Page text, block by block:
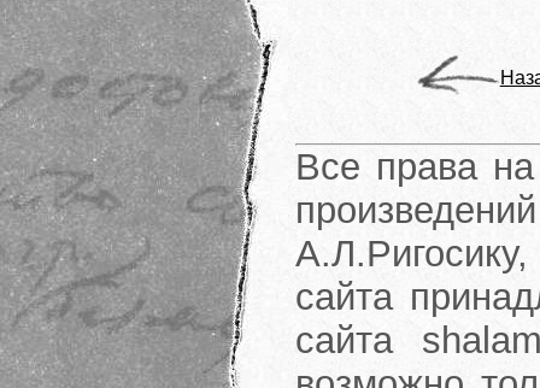
Все права на
сайта
сайта